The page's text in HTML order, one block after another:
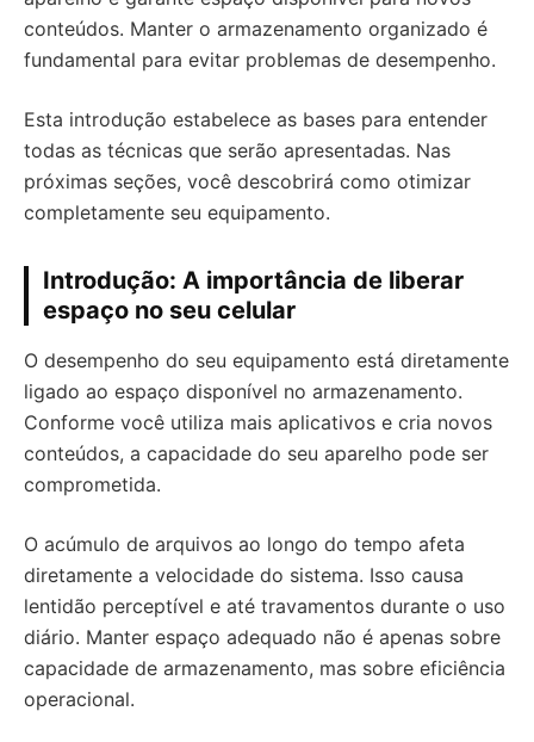
conteúdos. Manter o armazenamento organizado é
fundamental para evitar problemas de desempenho.
Esta introdução estabelece as bases para entender
todas as técnicas que serão apresentadas. Nas
próximas seções, você descobrirá como otimizar
completamente seu equipamento.
Introdução: A importância de liberar
espaço no seu celular
O desempenho do seu equipamento está diretamente
ligado ao espaço disponível no armazenamento.
Conforme você utiliza mais aplicativos e cria novos
conteúdos, a capacidade do seu aparelho pode ser
comprometida.
O acúmulo de arquivos ao longo do tempo afeta
diretamente a velocidade do sistema. Isso causa
lentidão perceptível e até travamentos durante o uso
diário. Manter espaço adequado não é apenas sobre
capacidade de armazenamento, mas sobre eficiência
operacional.